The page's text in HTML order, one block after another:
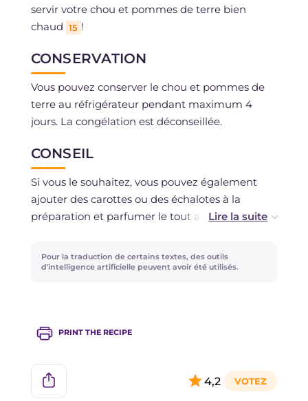
servir votre chou et pommes de terre bien
chaud 15 !
CONSERVATION
Vous pouvez conserver le chou et pommes de
terre au réfrigérateur pendant maximum 4
jours. La congélation est déconseillée.
CONSEIL
Si vous le souhaitez, vous pouvez également
ajouter des carottes ou des échalotes à la
préparation et parfumer le tout avec du zeste
Nous recommandons de ne pas soulever le
poursuivez la cuisson sans couvercle avant le
passage au four.
Pour la traduction de certains textes, des outils
d'intelligence artificielle peuvent avoir été utilisés.
PRINT THE RECIPE
4,2